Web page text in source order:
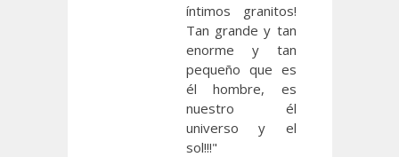
íntimos granitos!
Tan grande y tan
enorme y tan
pequeño que es
él hombre, es
nuestro él
universo y el
sol!!!"